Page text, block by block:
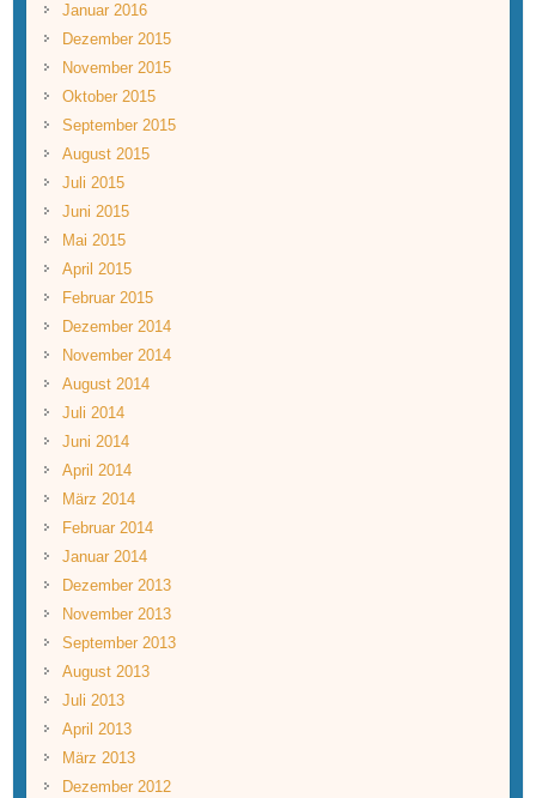
Januar 2016
Dezember 2015
November 2015
Oktober 2015
September 2015
August 2015
Juli 2015
Juni 2015
Mai 2015
April 2015
Februar 2015
Dezember 2014
November 2014
August 2014
Juli 2014
Juni 2014
April 2014
März 2014
Februar 2014
Januar 2014
Dezember 2013
November 2013
September 2013
August 2013
Juli 2013
April 2013
März 2013
Dezember 2012